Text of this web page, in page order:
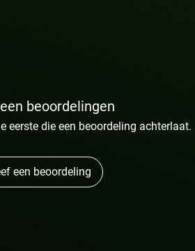
beoordelingen
eerste die een beoordeling achterlaat.
een beoordeling